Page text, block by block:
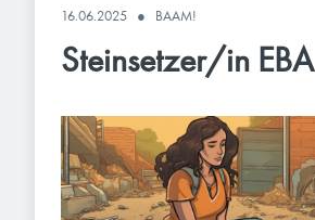
16.06.2025 ● BAAM!
Steinsetzer/in EBA